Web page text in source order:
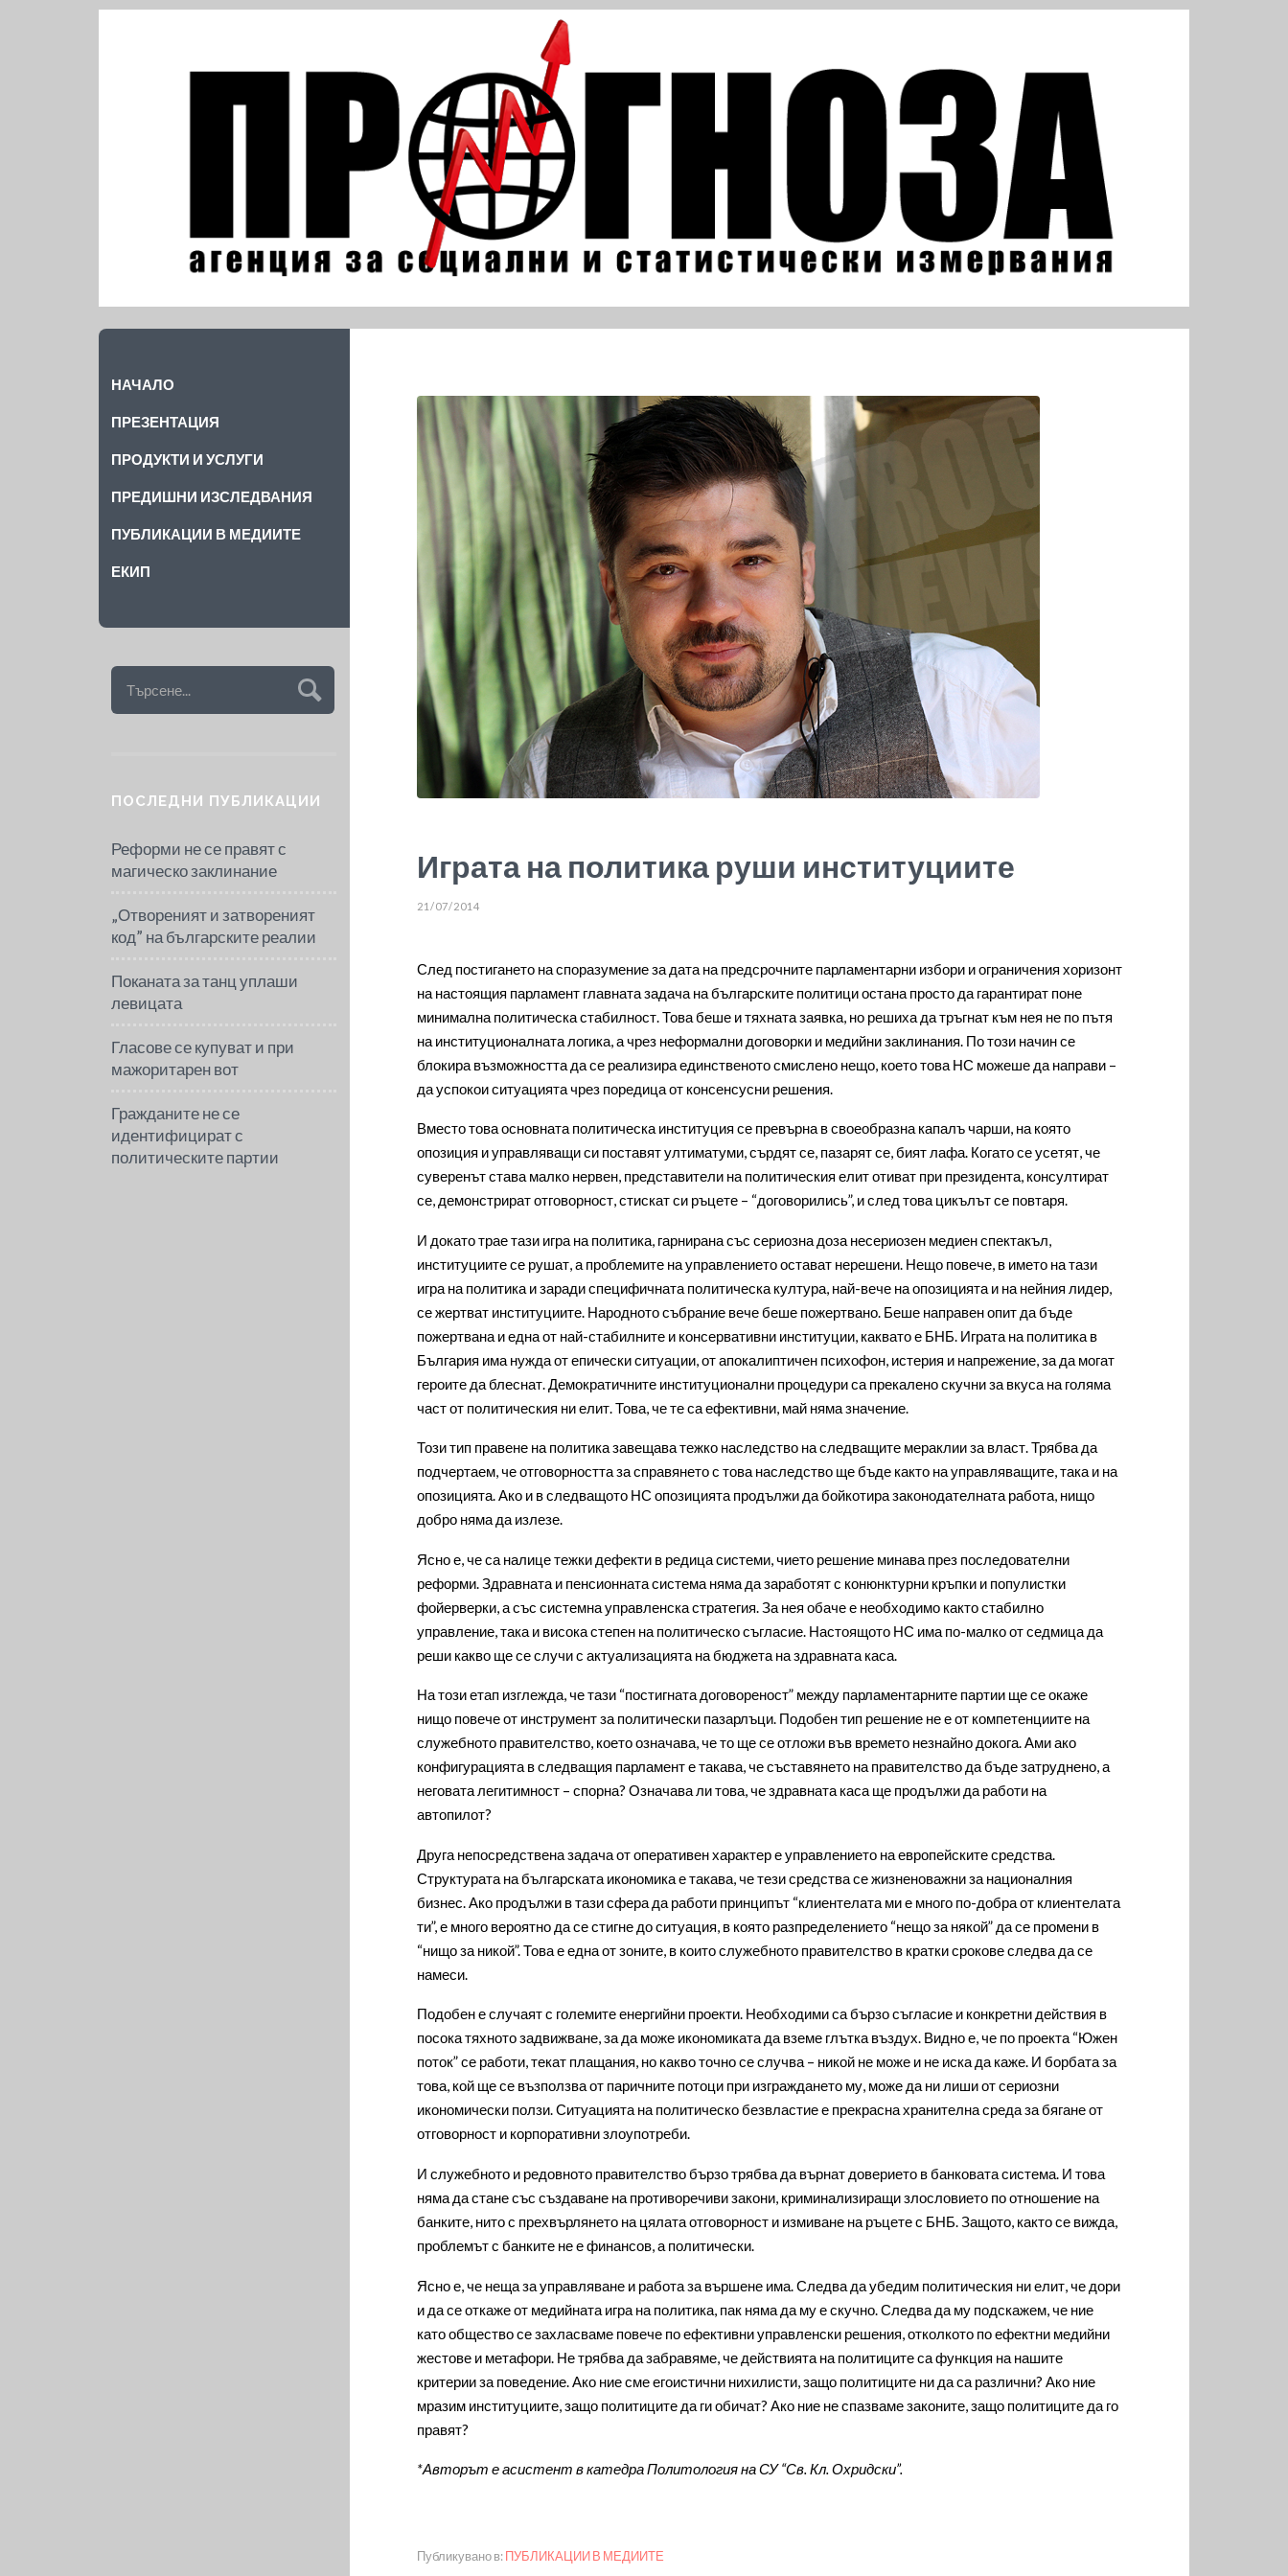
НАЧАЛО
ПРЕЗЕНТАЦИЯ
ПРОДУКТИ И УСЛУГИ
ПРЕДИШНИ ИЗСЛЕДВАНИЯ
ПУБЛИКАЦИИ В МЕДИИТЕ
ЕКИП
ПОСЛЕДНИ ПУБЛИКАЦИИ
Реформи не се правят с
магическо заклинание
„Отвореният и затвореният
код” на българските реалии
Поканата за танц уплаши
левицата
Гласове се купуват и при
мажоритарен вот
Гражданите не се
идентифицират с
политическите партии
Играта на политика руши институциите
21/07/2014
След постигането на споразумение за дата на предсрочните парламентарни избори и ограничения хоризонт
на настоящия парламент главната задача на българските политици остана просто да гарантират поне
минимална политическа стабилност. Това беше и тяхната заявка, но решиха да тръгнат към нея не по пътя
на институционалната логика, а чрез неформални договорки и медийни заклинания. По този начин се
блокира възможността да се реализира единственото смислено нещо, което това НС можеше да направи –
да успокои ситуацията чрез поредица от консенсусни решения.
Вместо това основната политическа институция се превърна в своеобразна капалъ чарши, на която
опозиция и управляващи си поставят ултиматуми, сърдят се, пазарят се, бият лафа. Когато се усетят, че
суверенът става малко нервен, представители на политическия елит отиват при президента, консултират
се, демонстрират отговорност, стискат си ръцете – “договорились”, и след това цикълът се повтаря.
И докато трае тази игра на политика, гарнирана със сериозна доза несериозен медиен спектакъл,
институциите се рушат, а проблемите на управлението остават нерешени. Нещо повече, в името на тази
игра на политика и заради специфичната политическа култура, най-вече на опозицията и на нейния лидер,
се жертват институциите. Народното събрание вече беше пожертвано. Беше направен опит да бъде
пожертвана и една от най-стабилните и консервативни институции, каквато е БНБ. Играта на политика в
България има нужда от епически ситуации, от апокалиптичен психофон, истерия и напрежение, за да могат
героите да блеснат. Демократичните институционални процедури са прекалено скучни за вкуса на голяма
част от политическия ни елит. Това, че те са ефективни, май няма значение.
Този тип правене на политика завещава тежко наследство на следващите мераклии за власт. Трябва да
подчертаем, че отговорността за справянето с това наследство ще бъде както на управляващите, така и на
опозицията. Ако и в следващото НС опозицията продължи да бойкотира законодателната работа, нищо
добро няма да излезе.
Ясно е, че са налице тежки дефекти в редица системи, чието решение минава през последователни
реформи. Здравната и пенсионната система няма да заработят с конюнктурни кръпки и популистки
фойерверки, а със системна управленска стратегия. За нея обаче е необходимо както стабилно
управление, така и висока степен на политическо съгласие. Настоящото НС има по-малко от седмица да
реши какво ще се случи с актуализацията на бюджета на здравната каса.
На този етап изглежда, че тази “постигната договореност” между парламентарните партии ще се окаже
нищо повече от инструмент за политически пазарлъци. Подобен тип решение не е от компетенциите на
служебното правителство, което означава, че то ще се отложи във времето незнайно докога. Ами ако
конфигурацията в следващия парламент е такава, че съставянето на правителство да бъде затруднено, а
неговата легитимност – спорна? Означава ли това, че здравната каса ще продължи да работи на
автопилот?
Друга непосредствена задача от оперативен характер е управлението на европейските средства.
Структурата на българската икономика е такава, че тези средства се жизненоважни за националния
бизнес. Ако продължи в тази сфера да работи принципът “клиентелата ми е много по-добра от клиентелата
ти”, е много вероятно да се стигне до ситуация, в която разпределението “нещо за някой” да се промени в
“нищо за никой”. Това е една от зоните, в които служебното правителство в кратки срокове следва да се
намеси.
Подобен е случаят с големите енергийни проекти. Необходими са бързо съгласие и конкретни действия в
посока тяхното задвижване, за да може икономиката да вземе глътка въздух. Видно е, че по проекта “Южен
поток” се работи, текат плащания, но какво точно се случва – никой не може и не иска да каже. И борбата за
това, кой ще се възползва от паричните потоци при изграждането му, може да ни лиши от сериозни
икономически ползи. Ситуацията на политическо безвластие е прекрасна хранителна среда за бягане от
отговорност и корпоративни злоупотреби.
И служебното и редовното правителство бързо трябва да върнат доверието в банковата система. И това
няма да стане със създаване на противоречиви закони, криминализиращи злословието по отношение на
банките, нито с прехвърлянето на цялата отговорност и измиване на ръцете с БНБ. Защото, както се вижда,
проблемът с банките не е финансов, а политически.
Ясно е, че неща за управляване и работа за вършене има. Следва да убедим политическия ни елит, че дори
и да се откаже от медийната игра на политика, пак няма да му е скучно. Следва да му подскажем, че ние
като общество се захласваме повече по ефективни управленски решения, отколкото по ефектни медийни
жестове и метафори. Не трябва да забравяме, че действията на политиците са функция на нашите
критерии за поведение. Ако ние сме егоистични нихилисти, защо политиците ни да са различни? Ако ние
мразим институциите, защо политиците да ги обичат? Ако ние не спазваме законите, защо политиците да го
правят?
*Авторът е асистент в катедра Политология на СУ “Св. Кл. Охридски”.
Публикувано в: ПУБЛИКАЦИИ В МЕДИИТЕ